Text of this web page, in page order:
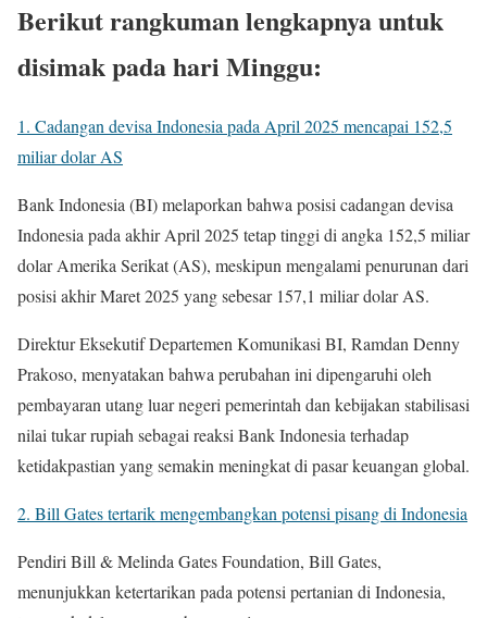
Berikut rangkuman lengkapnya untuk
disimak pada hari Minggu:
1. Cadangan devisa Indonesia pada April 2025 mencapai 152,5
miliar dolar AS
Bank Indonesia (BI) melaporkan bahwa posisi cadangan devisa
Indonesia pada akhir April 2025 tetap tinggi di angka 152,5 miliar
dolar Amerika Serikat (AS), meskipun mengalami penurunan dari
posisi akhir Maret 2025 yang sebesar 157,1 miliar dolar AS.
Direktur Eksekutif Departemen Komunikasi BI, Ramdan Denny
Prakoso, menyatakan bahwa perubahan ini dipengaruhi oleh
pembayaran utang luar negeri pemerintah dan kebijakan stabilisasi
nilai tukar rupiah sebagai reaksi Bank Indonesia terhadap
ketidakpastian yang semakin meningkat di pasar keuangan global.
2. Bill Gates tertarik mengembangkan potensi pisang di Indonesia
Pendiri Bill & Melinda Gates Foundation, Bill Gates,
menunjukkan ketertarikan pada potensi pertanian di Indonesia,